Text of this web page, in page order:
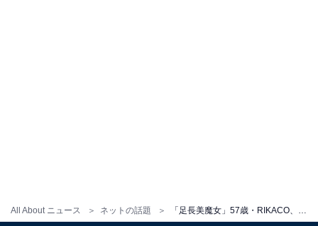
All About ニュース ネットの話題